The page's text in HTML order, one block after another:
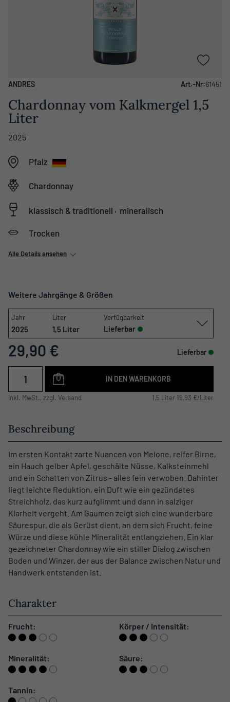
ANDRES Art.-Nr:61451
Chardonnay vom Kalkmergel 1,5
Liter
2025
Pfalz
Chardonnay
klassisch & traditionell , mineralisch
Trocken
Alle Details ansehen
Weitere Jahrgänge & Größen
Jahr
2025
Liter
1,5 Liter
Verfügbarkeit
Lieferbar
29,90 € Lieferbar
IN DEN WARENKORB
inkl. MwSt., zzgl. Versand 1,5 Liter 19,93 €/Liter
Beschreibung
Im ersten Kontakt zarte Nuancen von Melone, reifer Birne,
ein Hauch gelber Apfel, geschälte Nüsse, Kalksteinmehl
und ein Schatten von Zitrus - alles fein verwoben. Dahinter
liegt leichte Reduktion, ein Duft wie ein gezündetes
Streichholz, das kurz aufglimmt und dann in salziger
Klarheit vergeht. Am Gaumen zeigt sich eine wunderbare
Säurespur, die als Gerüst dient, an dem sich Frucht, feine
Würze und diese kühle Mineralität entlangziehen. Ein klar
gezeichneter Chardonnay wie ein stiller Dialog zwischen
Boden und Winzer, der aus der Balance zwischen Natur und
Handwerk entstanden ist.
Charakter
Frucht: Körper / Intensität:
Mineralität: Säure:
Tannin: